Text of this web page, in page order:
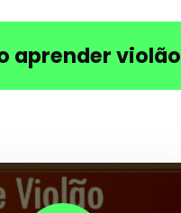
aprender violão